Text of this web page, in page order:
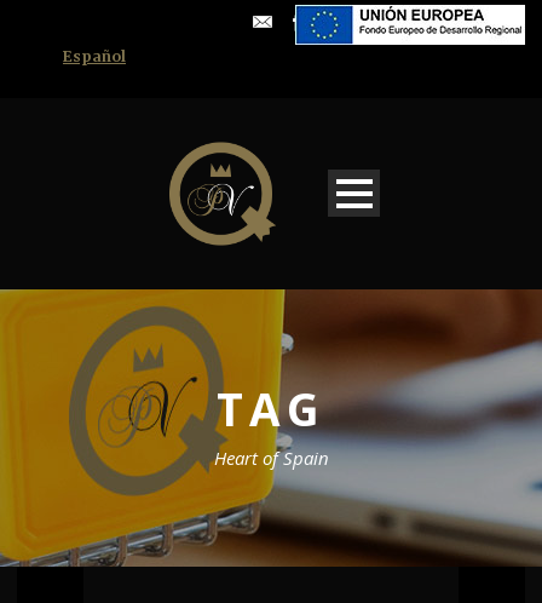
Español
TAG
Heart of Spain